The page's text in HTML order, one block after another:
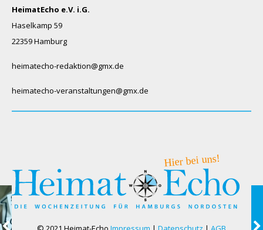
HeimatEcho e.V. i.G.
Haselkamp 59
22359 Hamburg
heimatecho-redaktion@gmx.de
heimatecho-veranstaltungen@gmx.de